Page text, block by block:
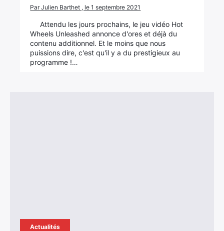
Par Julien Barthet , le 1 septembre 2021
Attendu les jours prochains, le jeu vidéo Hot
Wheels Unleashed annonce d'ores et déjà du
contenu additionnel. Et le moins que nous
puissions dire, c'est qu'il y a du prestigieux au
programme !…
Actualités